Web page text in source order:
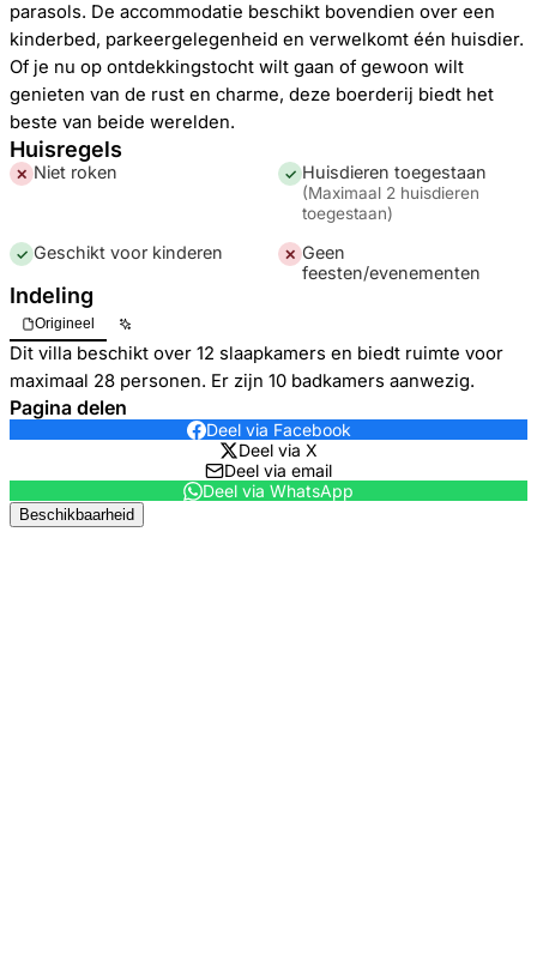
parasols. De accommodatie beschikt bovendien over een
kinderbed, parkeergelegenheid en verwelkomt één huisdier.
Of je nu op ontdekkingstocht wilt gaan of gewoon wilt
genieten van de rust en charme, deze boerderij biedt het
beste van beide werelden.
Huisregels
✕ Niet roken ✓ Huisdieren toegestaan
(Maximaal 2 huisdieren
toegestaan)
✓ Geschikt voor kinderen ✕ Geen
feesten/evenementen
Indeling
Origineel
Dit villa beschikt over 12 slaapkamers en biedt ruimte voor
maximaal 28 personen. Er zijn 10 badkamers aanwezig.
Pagina delen
Deel via Facebook
Deel via X
Deel via email
Deel via WhatsApp
Beschikbaarheid